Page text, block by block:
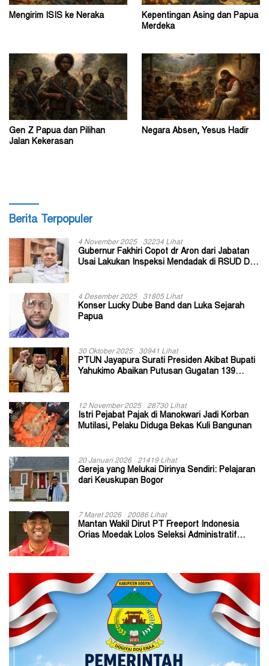
Mengirim ISIS ke Neraka
Kepentingan Asing dan Papua
Merdeka
Gen Z Papua dan Pilihan
Jalan Kekerasan
Negara Absen, Yesus Hadir
Berita Terpopuler
4 November 2025 32234 Lihat
Gubernur Fakhiri Copot dr Aron dari Jabatan
Usai Lakukan Inspeksi Mendadak di RSUD Dok
4 Desember 2025 31805 Lihat
Konser Lucky Dube Band dan Luka Sejarah
Papua
30 Oktober 2025 30941 Lihat
PTUN Jayapura Surati Presiden Akibat Bupati
Yahukimo Abaikan Putusan Gugatan 139
12 November 2025 28730 Lihat
Istri Pejabat Pajak di Manokwari Jadi Korban
Mutilasi, Pelaku Diduga Bekas Kuli Bangunan
20 Januari 2026 21419 Lihat
Gereja yang Melukai Dirinya Sendiri: Pelajaran
dari Keuskupan Bogor
7 Maret 2026 20086 Lihat
Mantan Wakil Dirut PT Freeport Indonesia
Orias Moedak Lolos Seleksi Administratif